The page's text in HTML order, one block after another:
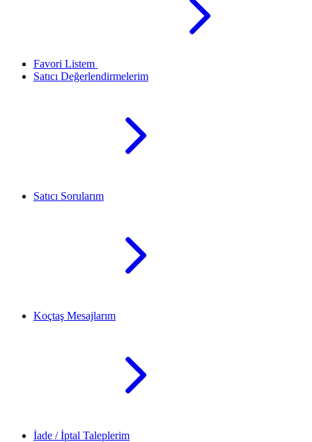
Favori Listem
Satıcı Değerlendirmelerim
Satıcı Sorularım
Koçtaş Mesajlarım
İade / İptal Taleplerim